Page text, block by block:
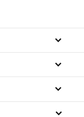
CombiDeal